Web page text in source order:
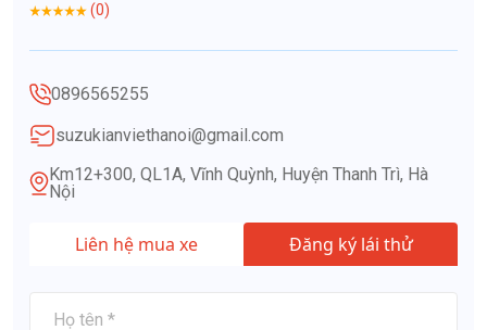
(0)
0896565255
suzukianviethanoi@gmail.com
Km12+300, QL1A, Vĩnh Quỳnh, Huyện Thanh Trì, Hà
Nội
Liên hệ mua xe Đăng ký lái thử